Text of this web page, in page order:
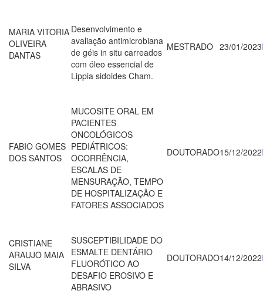
MARIA VITORIA
OLIVEIRA
DANTAS
Desenvolvimento e
avaliação antimicrobiana
de géis in situ carreados
com óleo essencial de
Lippia sidoides Cham.
MESTRADO 23/01/2023
FABIO GOMES
DOS SANTOS
MUCOSITE ORAL EM
PACIENTES
ONCOLÓGICOS
PEDIÁTRICOS:
OCORRÊNCIA,
ESCALAS DE
MENSURAÇÃO, TEMPO
DE HOSPITALIZAÇÃO E
FATORES ASSOCIADOS
DOUTORADO15/12/2022
CRISTIANE
ARAUJO MAIA
SILVA
SUSCEPTIBILIDADE DO
ESMALTE DENTÁRIO
FLUORÓTICO AO
DESAFIO EROSIVO E
ABRASIVO
DOUTORADO14/12/2022